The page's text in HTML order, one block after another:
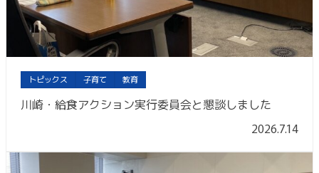
トピックス 子育て 教育
川崎・給食アクション実行委員会と懇談しました
2026.7.14